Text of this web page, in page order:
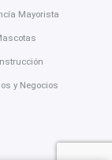
Mayorista
y Negocios